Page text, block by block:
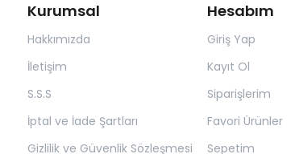
Kurumsal
Hakkımızda
İletişim
S.S.S
İptal ve İade Şartları
Gizlilik ve Güvenlik Sözleşmesi
Hesabım
Giriş Yap
Kayıt Ol
Siparişlerim
Favori Ürünler
Sepetim